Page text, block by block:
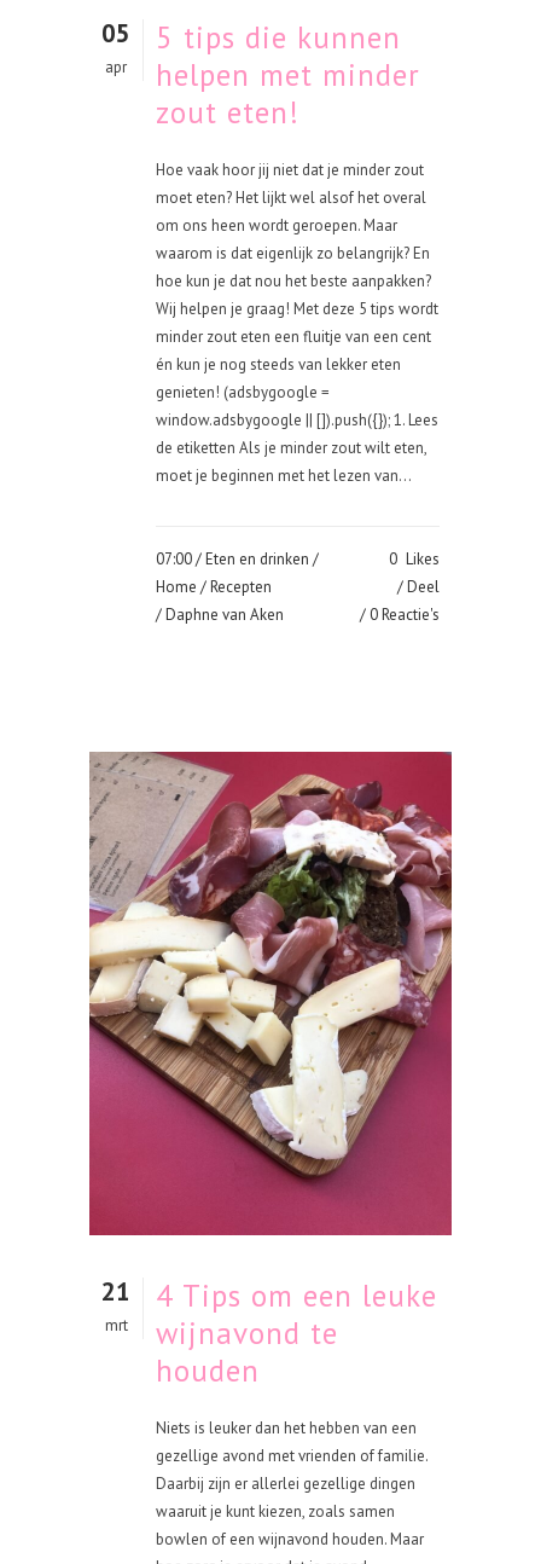
05
apr
5 tips die kunnen
helpen met minder
zout eten!
Hoe vaak hoor jij niet dat je minder zout
moet eten? Het lijkt wel alsof het overal
om ons heen wordt geroepen. Maar
waarom is dat eigenlijk zo belangrijk? En
hoe kun je dat nou het beste aanpakken?
Wij helpen je graag! Met deze 5 tips wordt
minder zout eten een fluitje van een cent
én kun je nog steeds van lekker eten
genieten! (adsbygoogle =
window.adsbygoogle || []).push({}); 1. Lees
de etiketten Als je minder zout wilt eten,
moet je beginnen met het lezen van...
07:00 /Eten en drinken /
Home /Recepten
/ Daphne van Aken
0 Likes
Deel
0 Reactie's
21
mrt
4 Tips om een leuke
wijnavond te
houden
Niets is leuker dan het hebben van een
gezellige avond met vrienden of familie.
Daarbij zijn er allerlei gezellige dingen
waaruit je kunt kiezen, zoals samen
bowlen of een wijnavond houden. Maar